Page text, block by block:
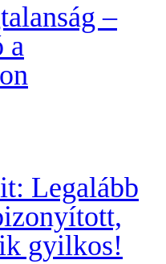
–
a
Legalább
gyilkos!